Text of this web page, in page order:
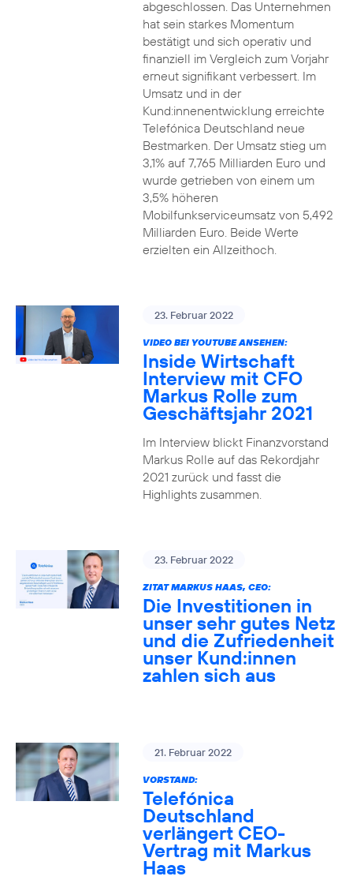
abgeschlossen. Das Unternehmen
hat sein starkes Momentum
bestätigt und sich operativ und
finanziell im Vergleich zum Vorjahr
erneut signifikant verbessert. Im
Umsatz und in der
Kund:innenentwicklung erreichte
Telefónica Deutschland neue
Bestmarken. Der Umsatz stieg um
3,1% auf 7,765 Milliarden Euro und
wurde getrieben von einem um
3,5% höheren
Mobilfunkserviceumsatz von 5,492
Milliarden Euro. Beide Werte
erzielten ein Allzeithoch.
23. Februar 2022
VIDEO BEI YOUTUBE ANSEHEN:
Inside Wirtschaft
Interview mit CFO
Markus Rolle zum
Geschäftsjahr 2021
Im Interview blickt Finanzvorstand
Markus Rolle auf das Rekordjahr
2021 zurück und fasst die
Highlights zusammen.
23. Februar 2022
ZITAT MARKUS HAAS, CEO:
Die Investitionen in
unser sehr gutes Netz
und die Zufriedenheit
unser Kund:innen
zahlen sich aus
21. Februar 2022
VORSTAND:
Telefónica
Deutschland
verlängert CEO-
Vertrag mit Markus
Haas